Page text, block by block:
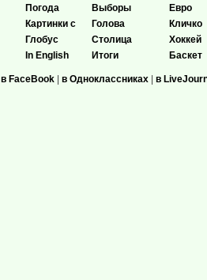
Погода
Картинки с
Глобус
In English
Выборы
Голова
Столица
Итоги
Евро
Кличко
Хоккей
Баскет
в FaceBook | в Одноклассниках | в